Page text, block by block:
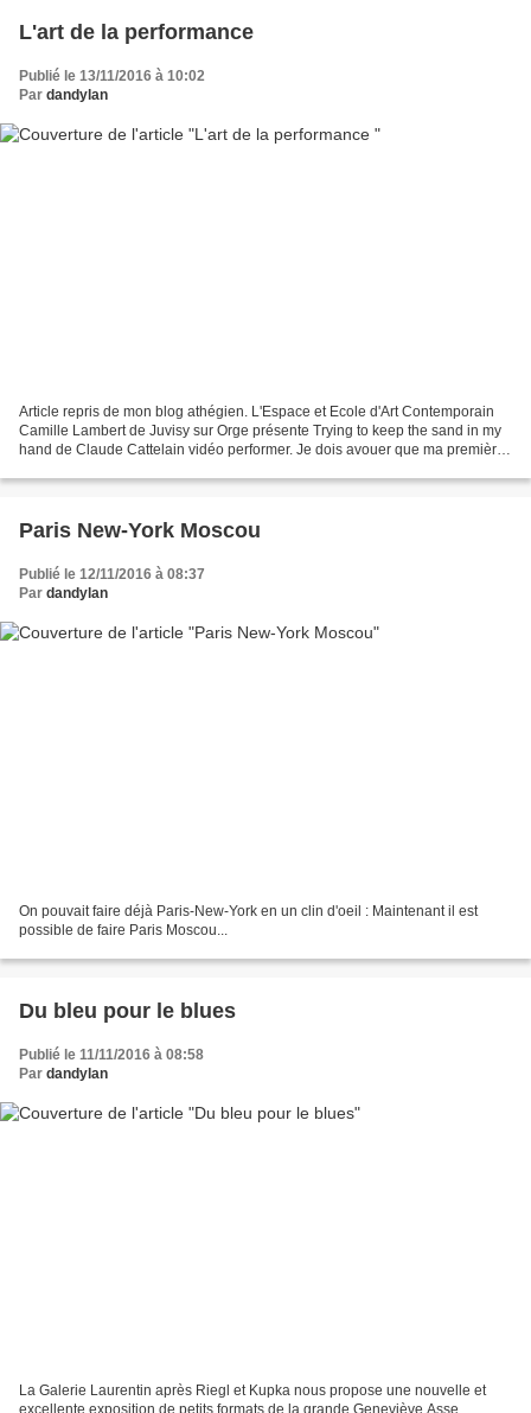
L'art de la performance
Publié le 13/11/2016 à 10:02
Par dandylan
Article repris de mon blog athégien. L'Espace et Ecole d'Art Contemporain
Camille Lambert de Juvisy sur Orge présente Trying to keep the sand in my
hand de Claude Cattelain vidéo performer. Je dois avouer que ma première
Paris New-York Moscou
Publié le 12/11/2016 à 08:37
Par dandylan
On pouvait faire déjà Paris-New-York en un clin d'oeil : Maintenant il est
possible de faire Paris Moscou...
Du bleu pour le blues
Publié le 11/11/2016 à 08:58
Par dandylan
La Galerie Laurentin après Riegl et Kupka nous propose une nouvelle et
excellente exposition de petits formats de la grande Geneviève Asse